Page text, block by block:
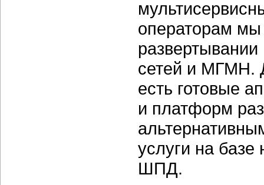
операторам
сетей и МГМН.
есть готовые
и платформ
услуги на
ШПД.